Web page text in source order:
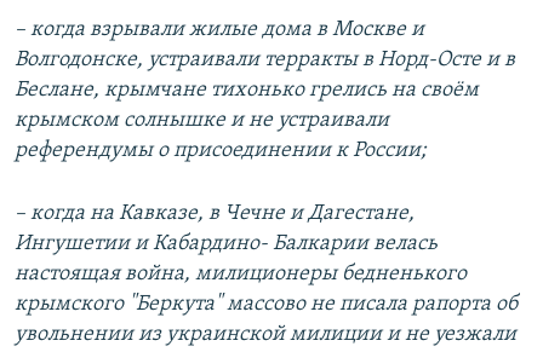
– когда взрывали жилые дома в Москве и
Волгодонске, устраивали терракты в Норд-Осте и в
Беслане, крымчане тихонько грелись на своём
крымском солнышке и не устраивали
референдумы о присоединении к России;
– когда на Кавказе, в Чечне и Дагестане,
Ингушетии и Кабардино- Балкарии велась
настоящая война, милиционеры бедненького
крымского "Беркута" массово не писала рапорта об
увольнении из украинской милиции и не уезжали